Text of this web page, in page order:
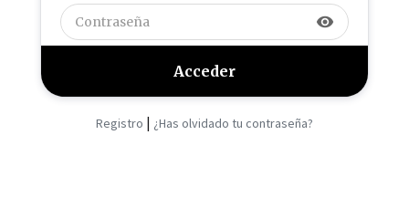
visibility
Registro | ¿Has olvidado tu contraseña?